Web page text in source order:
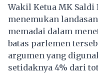
Wakil Ketua MK
menemukan
memadai dalam
batas parlemen
argumen yang
setidaknya 4% dari